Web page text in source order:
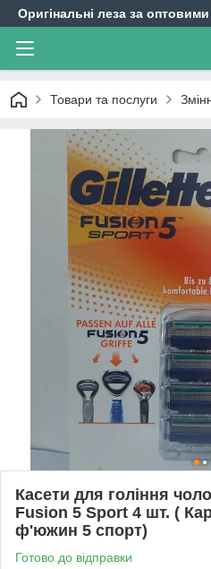
Оригінальні леза за
Товари та послуги
Касети для гоління
Fusion 5 Sport 4 шт. (
ф'южин 5 спорт)
Готово до відправки